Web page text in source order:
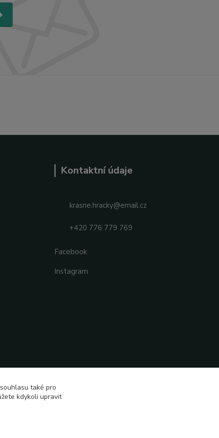
Kontaktní údaje
krasne.hracky@email.cz
+420 776 779 769
Facebook
Instagram
také pro
kdykoli upravit